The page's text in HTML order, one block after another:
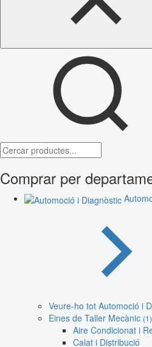
Comprar per
Veure-ho tot Automoció i
Eines de Taller Mecànic (1)
Aire Condicionat i
Calat i Distribució